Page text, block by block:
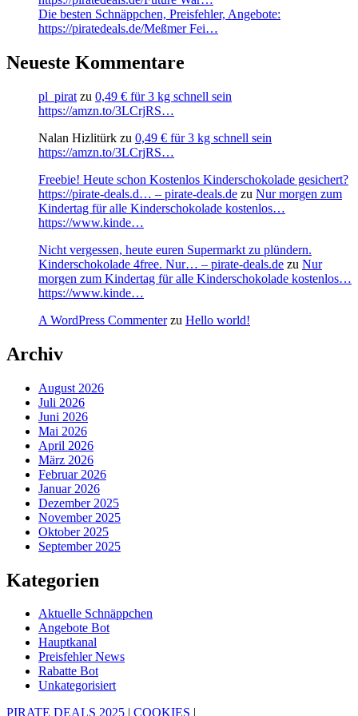
Die besten Schnäppchen, Preisfehler, Angebote:
https://piratedeals.de/Meßmer Fei…
Neueste Kommentare
pl_pirat zu 0,49 € für 3 kg schnell sein
https://amzn.to/3LCrjRS…
Nalan Hizlitürk zu 0,49 € für 3 kg schnell sein
https://amzn.to/3LCrjRS…
Freebie! Heute schon Kostenlos Kinderschokolade gesichert?
https://pirate-deals.d… – pirate-deals.de zu Nur morgen zum
Kindertag für alle Kinderschokolade kostenlos…
https://www.kinde…
Nicht vergessen, heute euren Supermarkt zu plündern.
Kinderschokolade 4free. Nur… – pirate-deals.de zu Nur
morgen zum Kindertag für alle Kinderschokolade kostenlos…
https://www.kinde…
A WordPress Commenterzu Hello world!
Archiv
August 2026
Juli 2026
Juni 2026
Mai 2026
April 2026
März 2026
Februar 2026
Januar 2026
Dezember 2025
November 2025
Oktober 2025
September 2025
Kategorien
Aktuelle Schnäppchen
Angebote Bot
Hauptkanal
Preisfehler News
Rabatte Bot
Unkategorisiert
PIRATE DEALS 2025
COOKIES